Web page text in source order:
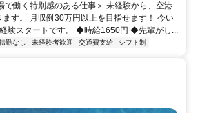
で働く特別感のある仕事＞ 未経験から、空港
す。 月収例30万円以上を目指せます！ 今い
験スタートです。 ◆時給1650円 ◆先輩がし...
勤なし 未経験者歓迎 交通費支給 シフト制